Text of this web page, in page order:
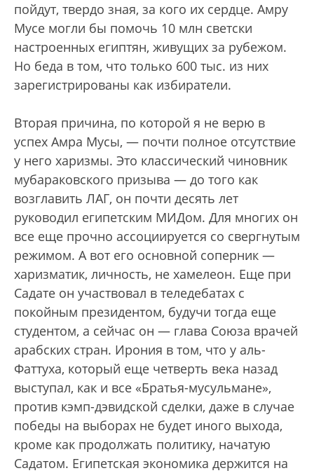
пойдут, твердо зная, за кого их сердце. Амру
Мусе могли бы помочь 10 млн светски
настроенных египтян, живущих за рубежом.
Но беда в том, что только 600 тыс. из них
зарегистрированы как избиратели.
Вторая причина, по которой я не верю в
успех Амра Мусы, — почти полное отсутствие
у него харизмы. Это классический чиновник
мубараковского призыва — до того как
возглавить ЛАГ, он почти десять лет
руководил египетским МИДом. Для многих он
все еще прочно ассоциируется со свергнутым
режимом. А вот его основной соперник —
харизматик, личность, не хамелеон. Еще при
Садате он участвовал в теледебатах с
покойным президентом, будучи тогда еще
студентом, а сейчас он — глава Союза врачей
арабских стран. Ирония в том, что у аль-
Фаттуха, который еще четверть века назад
выступал, как и все «Братья-мусульмане»,
против кэмп-дэвидской сделки, даже в случае
победы на выборах не будет иного выхода,
кроме как продолжать политику, начатую
Садатом. Египетская экономика держится на